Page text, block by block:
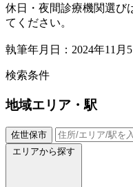
休日・夜間診療機関選び
てください。
執筆年月日：2024年11月5
検索条件
地域エリア・駅
佐世保市
エリアから探す